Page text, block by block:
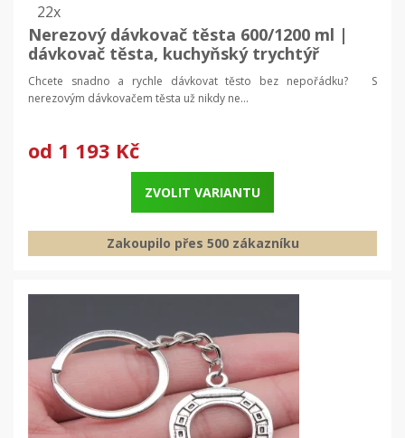
22x
Nerezový dávkovač těsta 600/1200 ml |
dávkovač těsta, kuchyňský trychtýř
Chcete snadno a rychle dávkovat těsto bez nepořádku? S
nerezovým dávkovačem těsta už nikdy ne...
od 1 193 Kč
ZVOLIT VARIANTU
Zakoupilo přes 500 zákazníku